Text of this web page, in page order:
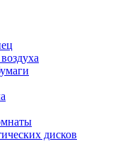
дисков